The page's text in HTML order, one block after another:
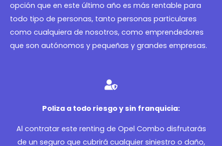
opción que en este último año es más rentable para
todo tipo de personas, tanto personas particulares
como cualquiera de nosotros, como emprendedores
que son autónomos y pequeñas y grandes empresas.
Poliza a todo riesgo y sin franquicia:
Al contratar este renting de Opel Combo disfrutarás
de un seguro que cubrirá cualquier siniestro o daño,